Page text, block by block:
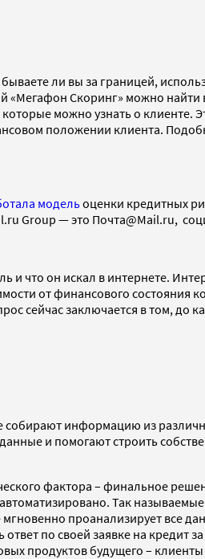
ли вы за границей,
Скоринг» можно найти
можно узнать о клиенте.
положении клиента.
модельоценки кредитных
Group — это Почта@Mail.ru,
что он искал в интернете.
от финансового состояния
сейчас заключается в том,
собирают информацию из
и помогают строить
фактора – финальное
Так
проанализирует все
по своей заявке на кредит
продуктов будущего –